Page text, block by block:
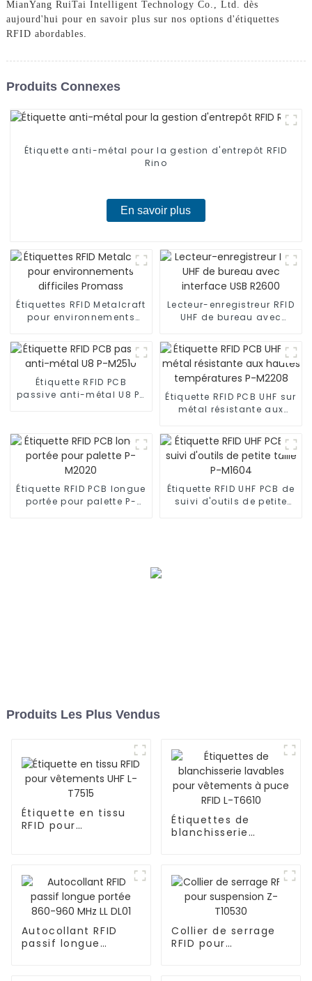
MianYang RuiTai Intelligent Technology Co., Ltd. dès
aujourd'hui pour en savoir plus sur nos options d'étiquettes
RFID abordables.
Produits Connexes
Étiquette anti-métal pour la gestion d'entrepôt RFID
Rino
En savoir plus
Étiquettes RFID Metalcraft
pour environnements
Lecteur-enregistreur RFID
UHF de bureau avec
Étiquette RFID PCB
passive anti-métal U8 P-
Étiquette RFID PCB UHF sur
métal résistante aux
M2208
Étiquette RFID PCB longue
portée pour palette P-
Étiquette RFID UHF PCB de
suivi d'outils de petite
Produits Les Plus Vendus
Étiquette en tissu
RFID pour
Étiquettes de
blanchisserie
Autocollant RFID
passif longue
Collier de serrage
RFID pour